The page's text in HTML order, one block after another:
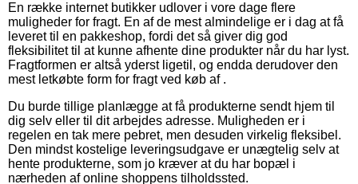
En række internet butikker udlover i vore dage flere
muligheder for fragt. En af de mest almindelige er i dag at få
leveret til en pakkeshop, fordi det så giver dig god
fleksibilitet til at kunne afhente dine produkter når du har lyst.
Fragtformen er altså yderst ligetil, og endda derudover den
mest letkøbte form for fragt ved køb af .
Du burde tillige planlægge at få produkterne sendt hjem til
dig selv eller til dit arbejdes adresse. Muligheden er i
regelen en tak mere pebret, men desuden virkelig fleksibel.
Den mindst kostelige leveringsudgave er unægtelig selv at
hente produkterne, som jo kræver at du har bopæl i
nærheden af online shoppens tilholdssted.